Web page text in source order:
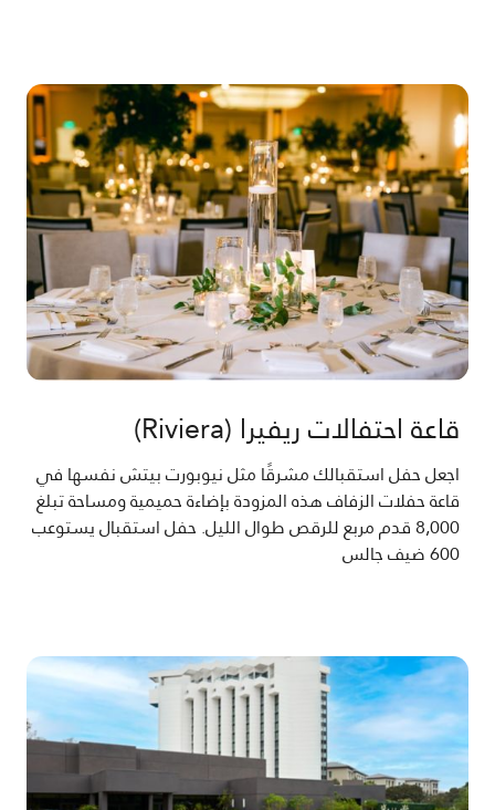
قاعة احتفالات ريفيرا (Riviera)
اجعل حفل استقبالك مشرقًا مثل نيوبورت بيتش نفسها في
قاعة حفلات الزفاف هذه المزودة بإضاءة حميمية ومساحة تبلغ
8,000 قدم مربع للرقص طوال الليل. حفل استقبال يستوعب
600 ضيف جالس